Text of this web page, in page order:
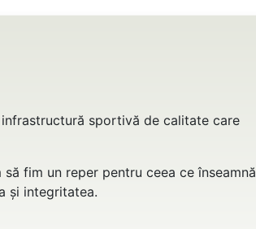
sportivă de calitate care
fim un reper pentru ceea ce înseamnă
și integritatea.